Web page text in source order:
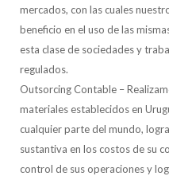
mercados, con las cuales
beneficio en el uso de las
esta clase de sociedades y
regulados.
Outsorcing Contable –
materiales establecidos en
cualquier parte del mundo,
sustantiva en los costos de su
control de sus operaciones y